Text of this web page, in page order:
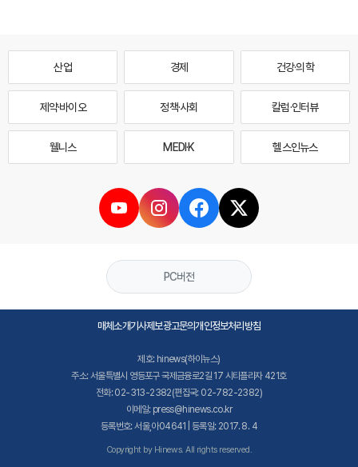
산업 경제 건강·의학
제약·바이오 정책·사회 칼럼·인터뷰
웰니스 MEDI·K 헬스인뉴스
PC버전
매체소개기사제보광고문의개인정보처리방침
제호: hinews(하이뉴스)
주소: 서울특별시 영등포구 국제금융로2길 17 시티플라자 421호
전화: 02-313-2382(편집국: 02-782-2382)
이메일: press@hinews.co.kr
등록번호: 서울,아04641 | 등록일: 2017. 8. 4
Copyright by Hinews. All rights reserved.